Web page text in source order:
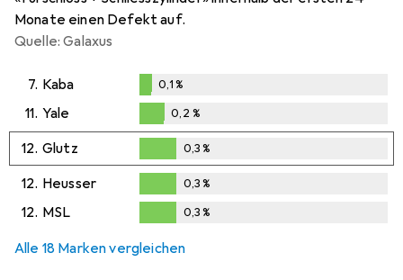
Monate einen Defekt auf.
Quelle: Galaxus
7. Kaba
%
0,1%
11. Yale
0,2%
0,2 %
12. Glutz
0,3%
0,3%
12. Heusser
0,3%
0,3%
12. MSL 0,3%
Alle 18 Marken vergleichen